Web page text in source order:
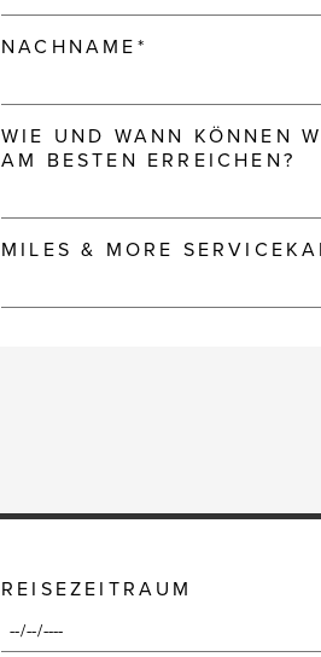
NACHNAME*
WIE UND WANN KÖNNEN
AM BESTEN ERREICHEN?
MILES & MORE
REISEZEITRAUM